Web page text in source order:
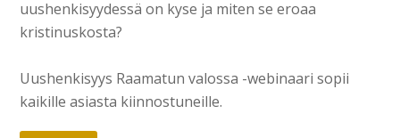
uushenkisyydessä on kyse ja miten se eroaa
kristinuskosta?
Uushenkisyys Raamatun valossa -webinaari sopii
kaikille asiasta kiinnostuneille.